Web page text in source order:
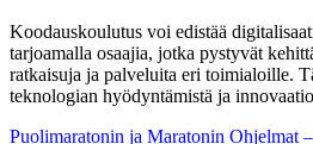
Koodauskoulutus voi edistää
tarjoamalla osaajia, jotka pystyvät
ratkaisuja ja palveluita eri toimialoille.
teknologian hyödyntämistä ja
Puolimaratonin ja Maratonin Ohjelmat